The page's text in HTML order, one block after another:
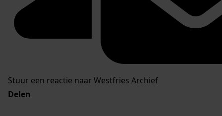
Stuur een reactie naar Westfries Archief
Delen